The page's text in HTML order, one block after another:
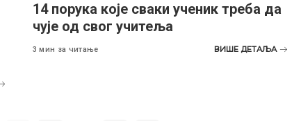
14 порука које сваки ученик треба да
чује од свог учитеља
3 мин за читање ВИШЕ ДЕТАЉА